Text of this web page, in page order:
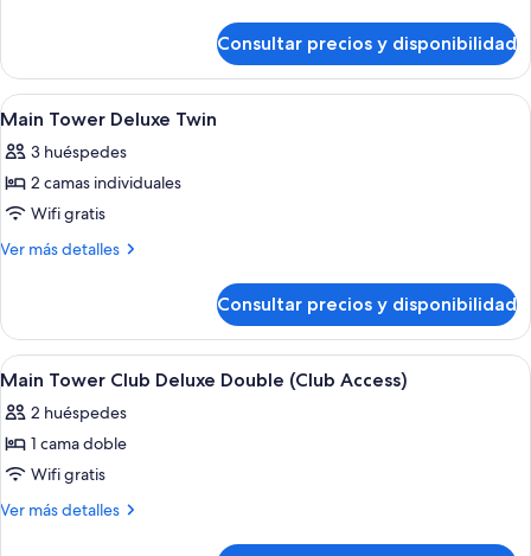
Twin
+
1
Extra
(Trundle)
Bed
Tower
Superior
Twin
Extra
Bed
Consultar precios y disponibilidad
Abrir
todas
las
fotos
de
Main
Twin
Habitación de hotel con dos camas,
4
Main Tower Deluxe Twin
3 huéspedes
2 camas individuales
Wifi gratis
Ver más detalles
Más
Tower
Deluxe
Twin
Consultar precios y disponibilidad
Abrir
todas
las
fotos
de
Main
Habitación de hotel con cama, un
4
Main Tower Club Deluxe Double (Club Access)
2 huéspedes
1 cama doble
Wifi gratis
Ver más detalles
Más